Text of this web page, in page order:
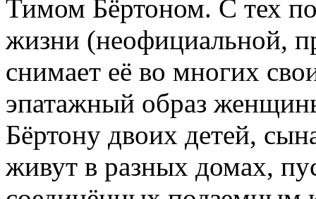
Тимом Бёртоном. С тех
жизни (неофициальной,
снимает её во многих
эпатажный образ
Бёртону двоих детей,
живут в разных домах,